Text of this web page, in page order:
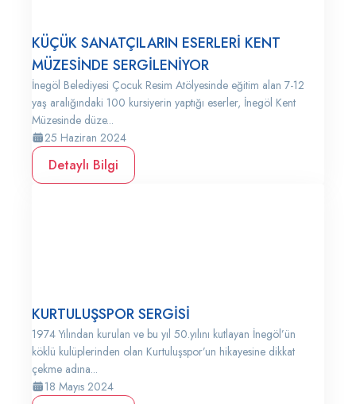
KÜÇÜK SANATÇILARIN ESERLERİ KENT
MÜZESİNDE SERGİLENİYOR
İnegöl Belediyesi Çocuk Resim Atölyesinde eğitim alan 7-12
yaş aralığındaki 100 kursiyerin yaptığı eserler, İnegöl Kent
Müzesinde düze...
25 Haziran 2024
Detaylı Bilgi
KURTULUŞSPOR SERGİSİ
1974 Yılından kurulan ve bu yıl 50.yılını kutlayan İnegöl’ün
köklü kulüplerinden olan Kurtuluşspor’un hikayesine dikkat
çekme adına...
18 Mayıs 2024